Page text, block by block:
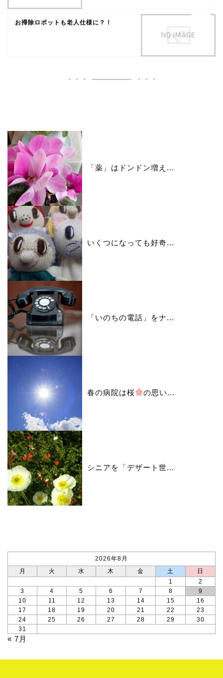
お掃除ロボットも老人仕様に？！
「薬」はドンドン増え...
いくつになっても好奇...
「いのちの電話」をナ...
春の病院は桜 の思い...
シニアを「デザート世...
2026年8月
月
火 水 木 金 土
日
1
2
3
4 5 6 7 8
9
10
11 12 13 14 15
16
17
18 19 20 21 22
23
24
25 26 27 28 29
30
31
« 7月